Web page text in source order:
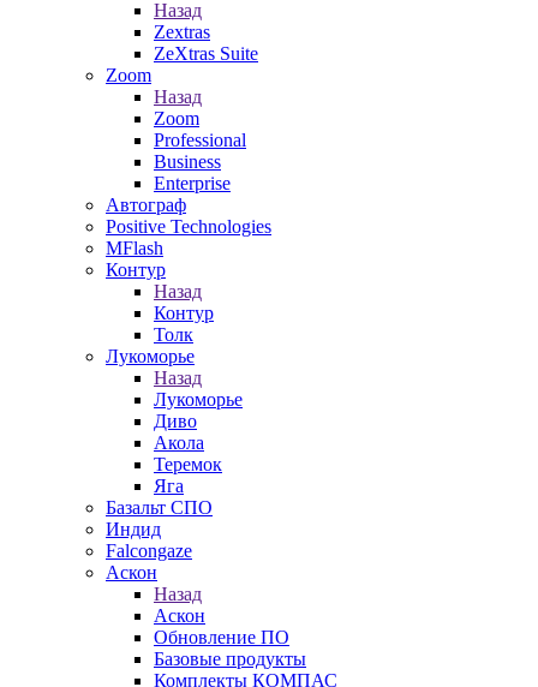
Назад
Zextras
ZeXtras Suite
Zoom
Назад
Zoom
Professional
Business
Enterprise
Автограф
Positive Technologies
MFlash
Контур
Назад
Контур
Толк
Лукоморье
Назад
Лукоморье
Диво
Акола
Теремок
Яга
Базальт СПО
Индид
Falcongaze
Аскон
Назад
Аскон
Обновление ПО
Базовые продукты
Комплекты КОМПАС